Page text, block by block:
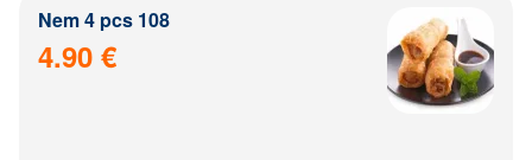
Nem 4 pcs 108
4.90 €